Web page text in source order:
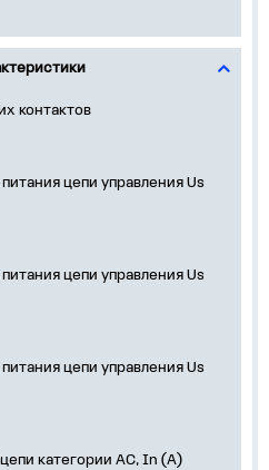
контактов
цепи управления Us
цепи управления Us
цепи управления Us
категории AC, In (А)